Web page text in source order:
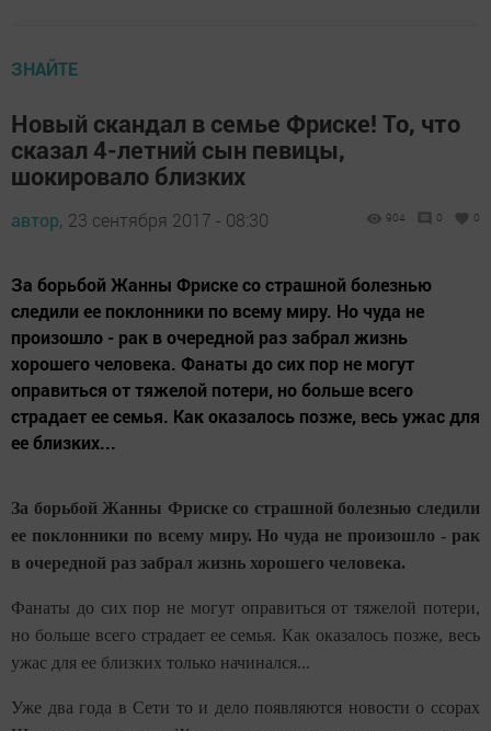
ЗНАЙТЕ
Новый скандал в семье Фриске! То, что
сказал 4-летний сын певицы,
шокировало близких
автор, 23 сентября 2017 - 08:30 904 0 0
За борьбой Жанны Фриске со страшной болезнью
следили ее поклонники по всему миру. Но чуда не
произошло - рак в очередной раз забрал жизнь
хорошего человека. Фанаты до сих пор не могут
оправиться от тяжелой потери, но больше всего
страдает ее семья. Как оказалось позже, весь ужас для
ее близких...
За борьбой Жанны Фриске со страшной болезнью следили
ее поклонники по всему миру. Но чуда не произошло - рак
в очередной раз забрал жизнь хорошего человека.
Фанаты до сих пор не могут оправиться от тяжелой потери,
но больше всего страдает ее семья. Как оказалось позже, весь
ужас для ее близких только начинался...
Уже два года в Сети то и дело появляются новости о ссорах